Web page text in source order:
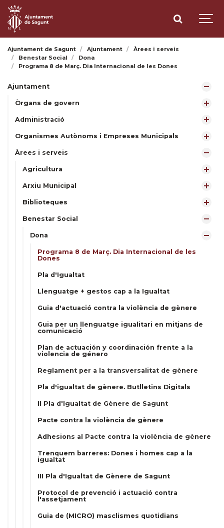
Ajuntament de Sagunt Ajuntament
Àrees i serveis
Benestar Social
Dona
Programa 8 de Març. Dia Internacional de les Dones
Ajuntament
Òrgans de govern
Administració
Organismes Autònoms i Empreses Municipals
Àrees i serveis
Agricultura
Arxiu Municipal
Biblioteques
Benestar Social
Dona
Programa 8 de Març. Dia Internacional de les
Dones
Pla d'Igualtat
Llenguatge + gestos cap a la Igualtat
Guia d'actuació contra la violència de gènere
Guia per un llenguatge igualitari en mitjans de
comunicació
Plan de actuación y coordinación frente a la
violencia de género
Reglament per a la transversalitat de gènere
Pla d'igualtat de gènere. Butlletins Digitals
II Pla d'Igualtat de Gènere de Sagunt
Pacte contra la violència de gènere
Adhesions al Pacte contra la violència de gènere
Trenquem barreres: Dones i homes cap a la
igualtat
III Pla d'Igualtat de Gènere de Sagunt
Protocol de prevenció i actuació contra
l'assetjament
Guia de (MICRO) masclismes quotidians